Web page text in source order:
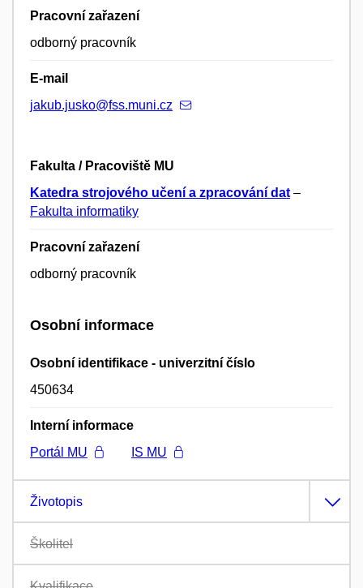
Pracovní zařazení
odborný pracovník
E-mail
jakub.jusko@fss.muni.cz
Fakulta / Pracoviště MU
Katedra strojového učení a zpracování dat –
Fakulta informatiky
Pracovní zařazení
odborný pracovník
Osobní informace
Osobní identifikace - univerzitní číslo
450634
Interní informace
Portál MU
IS MU
Životopis
Školitel